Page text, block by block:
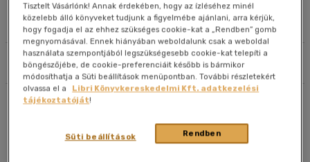
Művei
Szűrés Rendezés
Cím szerint A-Z
Szerző szerint A-Z
Megjelenítés
20 db / oldal
Tisztelt Vásárlónk! Annak érdekében, hogy az ízléséhez minél
közelebb álló könyveket tudjunk a figyelmébe ajánlani, arra kérjük,
hogy fogadja el az ehhez szükséges cookie-kat a „Rendben” gomb
megnyomásával. Ennek hiányában weboldalunk csak a weboldal
használata szempontjából legszükségesebb cookie-kat telepíti a
böngészőjébe, de cookie-preferenciáit később is bármikor
módosíthatja a Süti beállítások menüpontban. További részletekért
olvassa el a
Libri Könyvkereskedelmi Kft. adatkezelési
tájékoztatóját!
Rendben
Süti beállítások